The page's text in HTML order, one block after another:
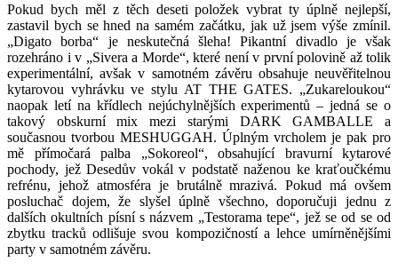
Pokud bych měl z těch deseti položek vybrat ty úplně nejlepší,
zastavil bych se hned na samém začátku, jak už jsem výše zmínil.
„Digato borba“ je neskutečná šleha! Pikantní divadlo je však
rozehráno i v „Sivera a Morde“, které není v první polovině až tolik
experimentální, avšak v samotném závěru obsahuje neuvěřitelnou
kytarovou vyhrávku ve stylu AT THE GATES. „Zukareloukou“
naopak letí na křídlech nejúchylnějších experimentů – jedná se o
takový obskurní mix mezi starými DARK GAMBALLE a
současnou tvorbou MESHUGGAH. Úplným vrcholem je pak pro
mě přímočará palba „Sokoreol“, obsahující bravurní kytarové
pochody, jež Desedův vokál v podstatě naženou ke kraťoučkému
refrénu, jehož atmosféra je brutálně mrazivá. Pokud má ovšem
posluchač dojem, že slyšel úplně všechno, doporučuji jednu z
dalších okultních písní s názvem „Testorama tepe“, jež se od se od
zbytku tracků odlišuje svou kompozičností a lehce umírněnějšími
party v samotném závěru.